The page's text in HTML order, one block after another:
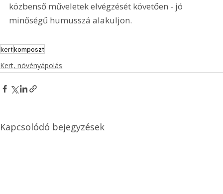
közbenső műveletek elvégzését követően - jó
minőségű humusszá alakuljon.
kertkomposzt
Kert, növényápolás
Kapcsolódó bejegyzések